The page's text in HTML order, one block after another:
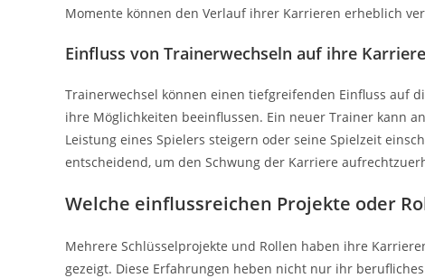
Momente können den Verlauf ihrer Karrieren erheblich
Einfluss von Trainerwechseln auf ihre
Trainerwechsel können einen tiefgreifenden Einfluss auf
ihre Möglichkeiten beeinflussen. Ein neuer Trainer kann
Leistung eines Spielers steigern oder seine Spielzeit
entscheidend, um den Schwung der Karriere
Welche einflussreichen Projekte oder
Mehrere Schlüsselprojekte und Rollen haben ihre
gezeigt. Diese Erfahrungen heben nicht nur ihr